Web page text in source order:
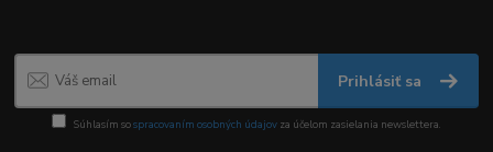
Prihlásiť sa
Súhlasím sospracovaním osobných údajov za účelom zasielania newslettera.